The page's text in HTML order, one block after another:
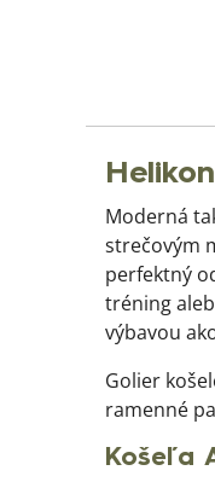
Moderná
strečovým
perfektný
tréning
výbavou
Golier
ramenné
Košeľa